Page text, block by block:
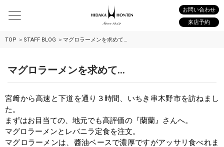
お問い合わせ
来店予約
TOP STAFF BLOG マグロラーメンを求めて…
マグロラーメンを求めて…
宮﨑から高速と下道を通り３時間、いちき串木野市を訪ねまし
た。
まずはお目当ての、地元でも高評価の『蘭蘭』さんへ。
マグロラーメンとレバニラ定食を注文。
マグロラーメンは、醬油ベースで濃厚ですがアッサリ食べれま